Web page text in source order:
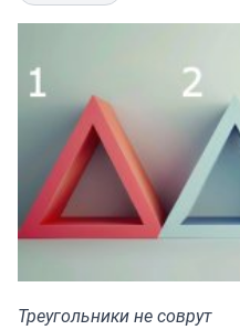
Треугольники не соврут